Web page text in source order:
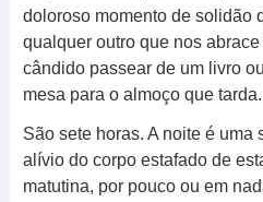
doloroso momento de solidão
qualquer outro que nos
cândido passear de um livro
mesa para o almoço que tarda.
São sete horas. A noite é uma
alívio do corpo estafado de
matutina, por pouco ou em